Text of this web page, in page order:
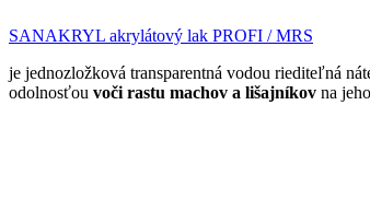
SANAKRYL akrylátový lak PROFI / MRS
je jednozložková transparentná vodou riediteľná
odolnosťou voči rastu machov a lišajníkov na